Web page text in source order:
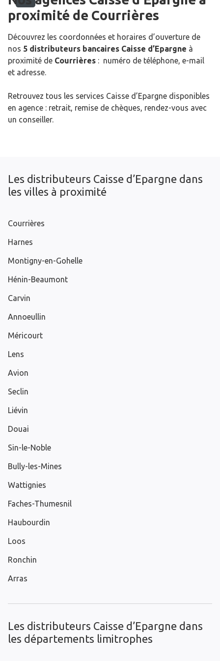
proximité de Courrières
Découvrez les coordonnées et horaires d’ouverture de
nos 5 distributeurs bancaires Caisse d’Epargne à
proximité de Courrières : numéro de téléphone, e-mail
et adresse.
Retrouvez tous les services Caisse d’Epargne disponibles
en agence : retrait, remise de chèques, rendez-vous avec
un conseiller.
Les distributeurs Caisse d’Epargne dans
les villes à proximité
Courrières
Harnes
Montigny-en-Gohelle
Hénin-Beaumont
Carvin
Annoeullin
Méricourt
Lens
Avion
Seclin
Liévin
Douai
Sin-le-Noble
Bully-les-Mines
Wattignies
Faches-Thumesnil
Haubourdin
Loos
Ronchin
Arras
Les distributeurs Caisse d’Epargne dans
les départements limitrophes